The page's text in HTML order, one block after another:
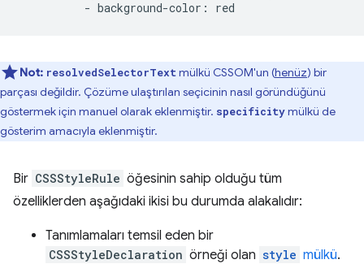
Not: resolvedSelectorText mülkü CSSOM'un (henüz) bir
parçası değildir. Çözüme ulaştırılan seçicinin nasıl göründüğünü
göstermek için manuel olarak eklenmiştir. specificitymülkü de
gösterim amacıyla eklenmiştir.
Bir CSSStyleRule öğesinin sahip olduğu tüm
özelliklerden aşağıdaki ikisi bu durumda alakalıdır:
Tanımlamaları temsil eden bir
CSSStyleDeclaration örneği olan style mülkü.